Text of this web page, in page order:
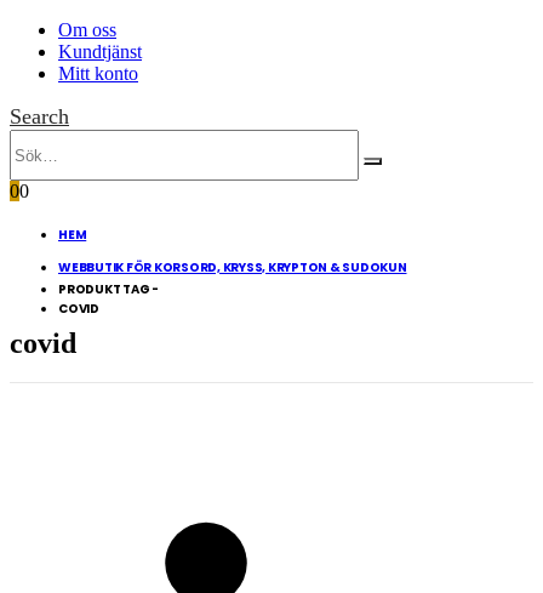
Om oss
Kundtjänst
Mitt konto
Search
00
HEM
WEBBUTIK FÖR KORSORD, KRYSS, KRYPTON & SUDOKUN
PRODUKT TAG -
COVID
covid